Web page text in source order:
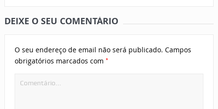
DEIXE O SEU COMENTÁRIO
O seu endereço de email não será publicado. Campos
obrigatórios marcados com *